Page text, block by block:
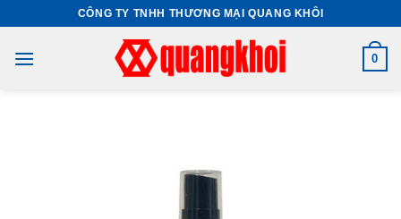
content
CÔNG TY TNHH THƯƠNG MẠI QUANG KHÔI
0